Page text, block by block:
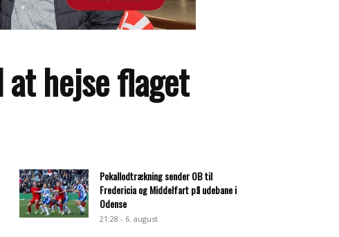
hejse flaget
Pokallodtrækning sender OB til
Fredericia og Middelfart på udebane i
Odense
21:28 - 6. august